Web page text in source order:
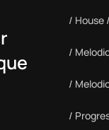
House